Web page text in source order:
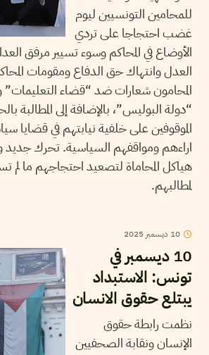
للمحامين التونسيين ليوم
غضب احتجاجا على تردي
الأوضاع في المحاكم وسوء تسيير مرفق
العدل وانتهاك حق الدفاع ومقومات
المحامون شعارات ضد “قضاء
“دولة البوليس”، بالإضافة إلى المطالبة
الموقوفين على خلفية نيابتهم في قضايا
اراءهم ومواقفهم السياسية. تحرك
هياكل المحاماة لتصعيد احتجاجهم ما لم
لمطالبهم.
10 ديسمبر 2025
10 ديسمبر في
تونس: الاستبداد
يبتلع حقوق الانسان
نظمت رابطة حقوق
الإنسان ونقابة الصحفيين